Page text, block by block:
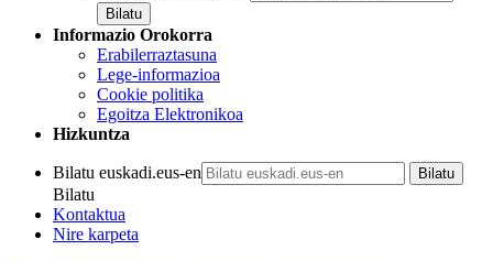
Informazio Orokorra
Erabilerraztasuna
Lege-informazioa
Cookie politika
Egoitza Elektronikoa
Hizkuntza
Bilatu euskadi.eus-en
Bilatu
Kontaktua
Nire karpeta